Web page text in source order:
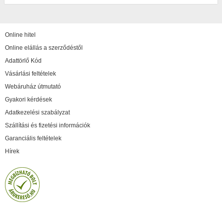
Online hitel
Online elállás a szerződéstől
Adattörlő Kód
Vásárlási feltételek
Webáruház útmutató
Gyakori kérdések
Adatkezelési szabályzat
Szállítási és fizetési információk
Garanciális feltételek
Hírek